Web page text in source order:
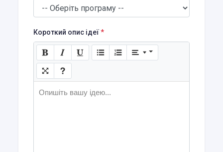
Короткий опис ідеї*
Опишіть вашу ідею...